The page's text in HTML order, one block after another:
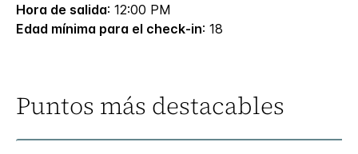
Hora de salida: 12:00 PM
Edad mínima para el check-in: 18
Puntos más destacables